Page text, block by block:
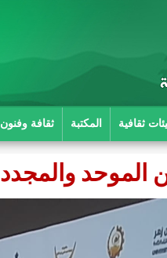
ثقافية المكتبة ثقافة وفنون
الموحد والمجدد